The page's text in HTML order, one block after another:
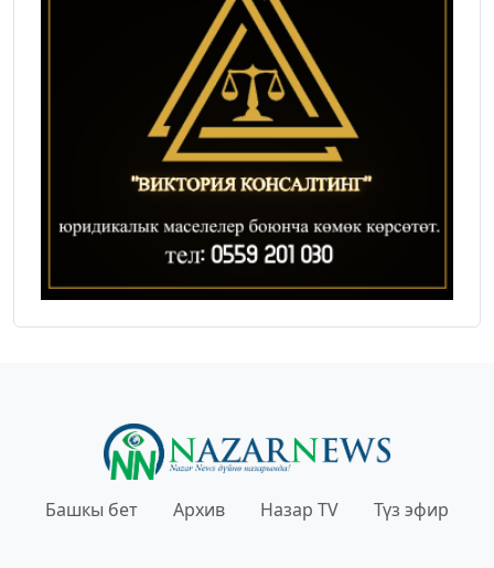
Башкы бет Архив Назар TV Түз эфир